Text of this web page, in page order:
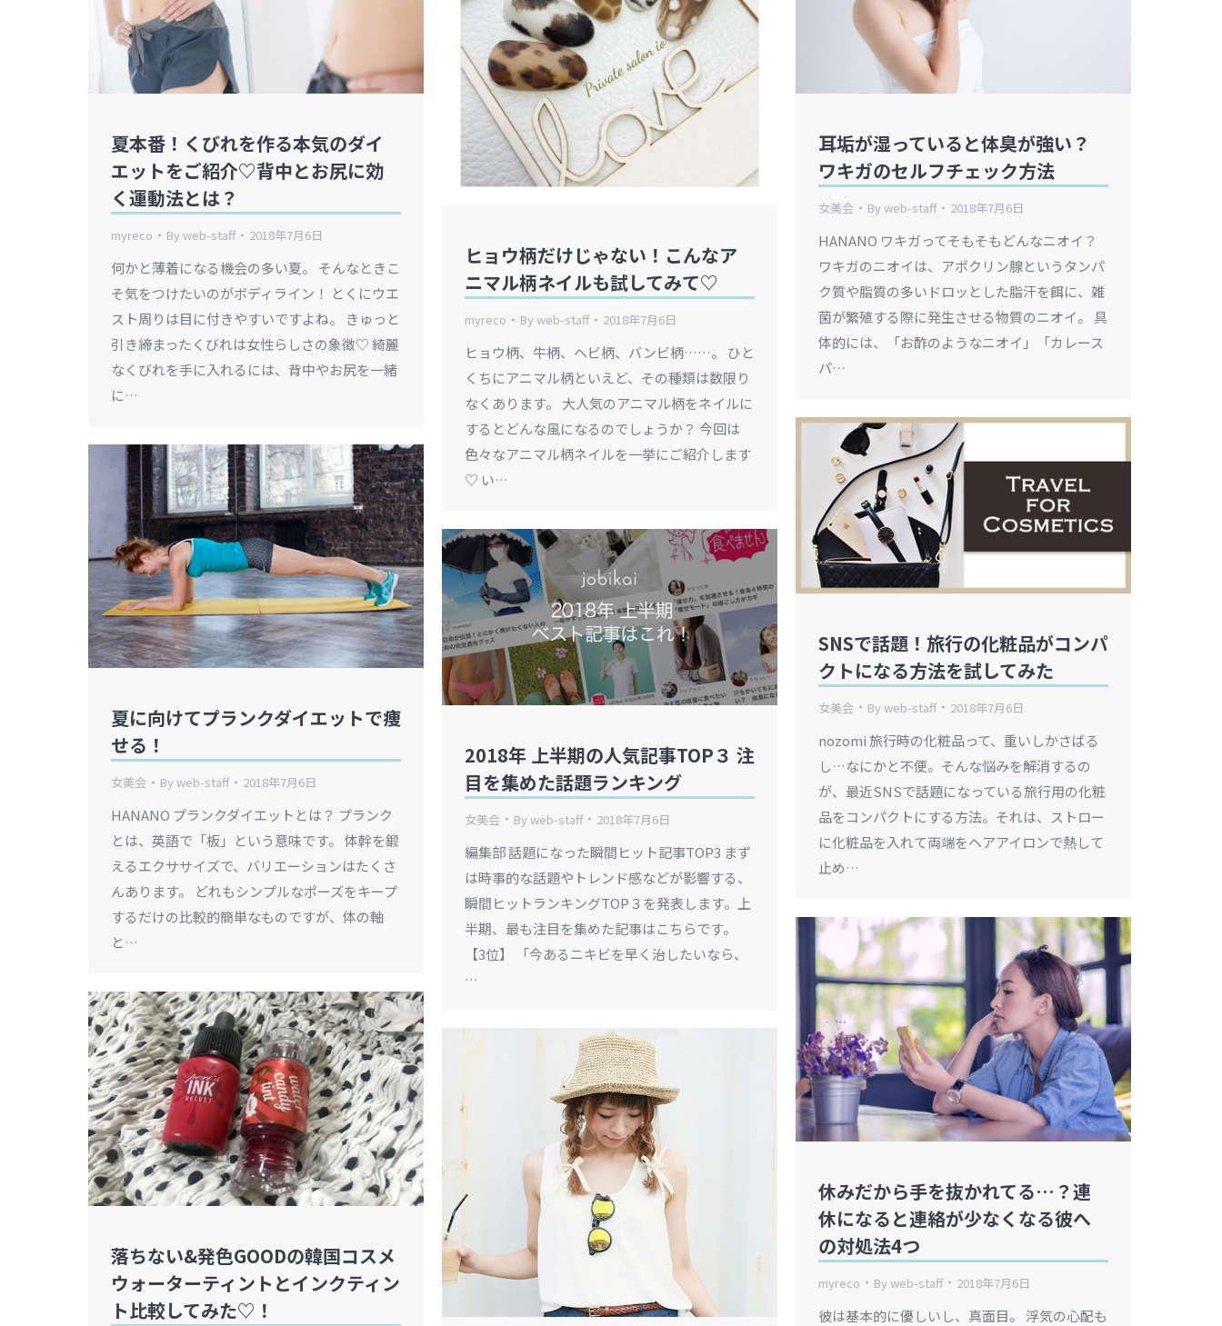
夏本番！くびれを作る本気のダイ
エットをご紹介♡背中とお尻に効
く運動法とは？
myreco Byweb-staff 2018年7月6日
何かと薄着になる機会の多い夏。 そんなときこ
そ気をつけたいのがボディライン！ とくにウエ
スト周りは目に付きやすいですよね。 きゅっと
引き締まったくびれは女性らしさの象徴♡ 綺麗
なくびれを手に入れるには、背中やお尻を一緒
に…
ヒョウ柄だけじゃない！こんなア
ニマル柄ネイルも試してみて♡
myreco Byweb-staff 2018年7月6日
ヒョウ柄、牛柄、ヘビ柄、バンビ柄……。 ひと
くちにアニマル柄といえど、その種類は数限り
なくあります。 大人気のアニマル柄をネイルに
するとどんな風になるのでしょうか？ 今回は
色々なアニマル柄ネイルを一挙にご紹介します
♡ い…
耳垢が湿っていると体臭が強い？
ワキガのセルフチェック方法
女美会 Byweb-staff 2018年7月6日
HANANO ワキガってそもそもどんなニオイ？
ワキガのニオイは、アポクリン腺というタンパ
ク質や脂質の多いドロッとした脂汗を餌に、雑
菌が繁殖する際に発生させる物質のニオイ。 具
体的には、「お酢のようなニオイ」「カレース
パ…
SNSで話題！旅行の化粧品がコンパ
クトになる方法を試してみた
女美会 Byweb-staff 2018年7月6日
nozomi 旅行時の化粧品って、重いしかさばる
し…なにかと不便。そんな悩みを解消するの
が、最近SNSで話題になっている旅行用の化粧
品をコンパクトにする方法。それは、ストロー
に化粧品を入れて両端をヘアアイロンで熱して
止め…
夏に向けてプランクダイエットで痩
せる！
女美会 Byweb-staff 2018年7月6日
HANANO プランクダイエットとは？ プランク
とは、英語で「板」という意味です。 体幹を鍛
えるエクササイズで、バリエーションはたくさ
んあります。 どれもシンプルなポーズをキープ
するだけの比較的簡単なものですが、体の軸
と…
2018年 上半期の人気記事TOP３ 注
目を集めた話題ランキング
女美会 Byweb-staff 2018年7月6日
編集部 話題になった瞬間ヒット記事TOP3 まず
は時事的な話題やトレンド感などが影響する、
瞬間ヒットランキングTOP３を発表します。上
半期、最も注目を集めた記事はこちらです。
【3位】 「今あるニキビを早く治したいなら、
…
休みだから手を抜かれてる…？連
休になると連絡が少なくなる彼へ
の対処法4つ
myreco Byweb-staff 2018年7月6日
彼は基本的に優しいし、真面目。 浮気の心配も
落ちない&発色GOODの韓国コスメ
ウォーターティントとインクティン
ト比較してみた♡！